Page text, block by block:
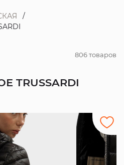
806 товаров
TRUSSARDI